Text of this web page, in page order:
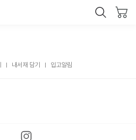
내서재 담기 입고알림